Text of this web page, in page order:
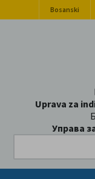
Bosanski
Uprava za
Управа